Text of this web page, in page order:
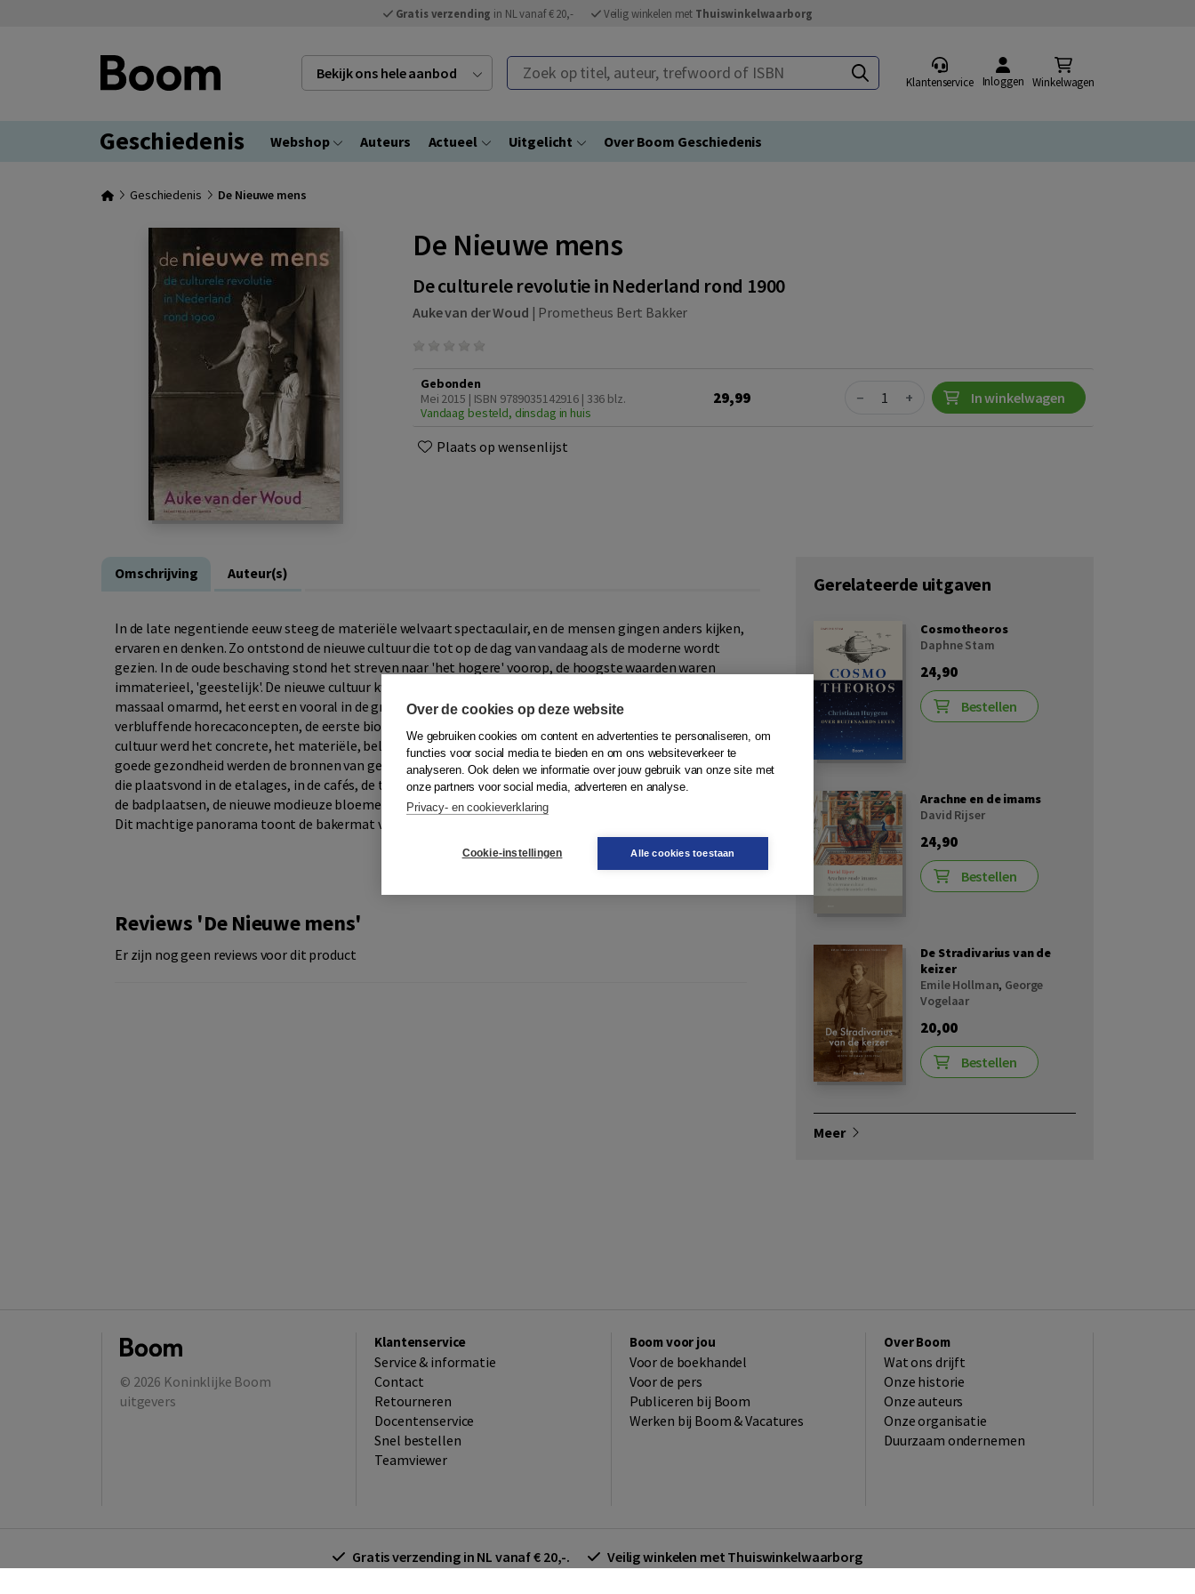
Gratis verzending in NL vanaf € 20,- Veilig winkelen met Thuiswinkelwaarborg
Bekijk ons hele aanbod Zoek op titel, auteur, trefwoord of ISBN
Klantenservice Inloggen Winkelwagen
Geschiedenis Webshop Auteurs Actueel Uitgelicht Over Boom Geschiedenis
Geschiedenis De Nieuwe mens
De Nieuwe mens
De culturele revolutie in Nederland rond 1900
Auke van der Woud | Prometheus Bert Bakker
Gebonden
Mei 2015 | ISBN 9789035142916 | 336 blz.
Vandaag besteld, dinsdag in huis
29,99 Quantity
− + In winkelwagen
Plaats op wensenlijst
Omschrijving Auteur(s)
In de late negentiende eeuw steeg de materiële welvaart spectaculair, en de mensen gingen anders kijken,
ervaren en denken. Zo ontstond de nieuwe cultuur die tot op de dag van vandaag als de moderne wordt
gezien. In de oude beschaving stond het streven naar 'het hogere' voorop, de hoogste waarden waren
immaterieel, 'geestelijk'. De nieuwe cultuur kwam met andere, heel aardse waarden en normen. Die werden
massaal omarmd, het eerst en vooral in de grote steden. Daar waren de spraakmakende winkels, de
verbluffende horecaconcepten, de eerste bioscopen, daar waren alle
cultuur werd het concrete, het materiële, belangrijker dan het ideële. Het hebben van spullen en een
goede gezondheid werden de bronnen van geluk. Auke van der Woud beschrijft de culturele revolutie zoals
die plaatsvond in de etalages, in de cafés, de theaters en de bioscopen, de musea en bij de monumenten,
de badplaatsen, de nieuwe modieuze bloemen en planten, in de scholenbouw en de nieuwe stadswijken.
Dit machtige panorama toont de bakermat van de nieuwe mens.
Reviews 'De Nieuwe mens'
Er zijn nog geen reviews voor dit product
Gerelateerde uitgaven
Cosmotheoros
Daphne Stam
24,90
Bestellen
Arachne en de imams
David Rijser
24,90
Bestellen
De Stradivarius van de
keizer
Emile Hollman, George
Vogelaar
20,00
Bestellen
Meer
© 2026 Koninklijke Boom
uitgevers
Klantenservice
Service & informatie
Contact
Retourneren
Docentenservice
Snel bestellen
Teamviewer
Boom voor jou
Voor de boekhandel
Voor de pers
Publiceren bij Boom
Werken bij Boom & Vacatures
Over Boom
Wat ons drijft
Onze historie
Onze auteurs
Onze organisatie
Duurzaam ondernemen
Gratis verzending in NL vanaf € 20,-. Veilig winkelen met Thuiswinkelwaarborg
Over de cookies op deze website
We gebruiken cookies om content en advertenties te personaliseren, om
functies voor social media te bieden en om ons websiteverkeer te
analyseren. Ook delen we informatie over jouw gebruik van onze site met
onze partners voor social media, adverteren en analyse.
Privacy- en cookieverklaring
Cookie-instellingen Alle cookies toestaan